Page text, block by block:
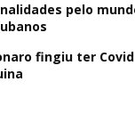
pelo
fingiu ter